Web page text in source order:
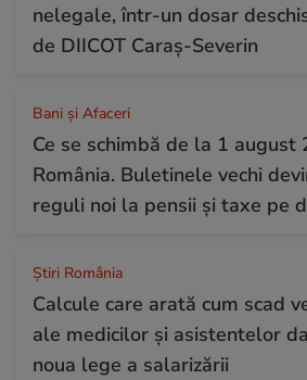
nelegale, într-un dosar
de DIICOT Caraș-Severin
Bani și Afaceri
Ce se schimbă de la 1 august
România. Buletinele vechi
reguli noi la pensii și taxe pe
Știri România
Calcule care arată cum scad
ale medicilor și asistentelor
noua lege a salarizării